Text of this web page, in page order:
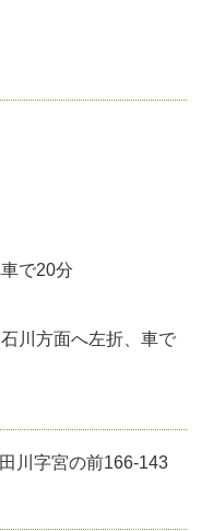
で20分
川方面へ左折、車で
川字宮の前166-143